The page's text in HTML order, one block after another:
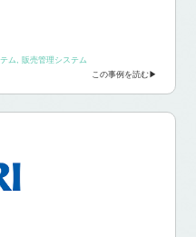
ム, 販売管理システム
この事例を読む